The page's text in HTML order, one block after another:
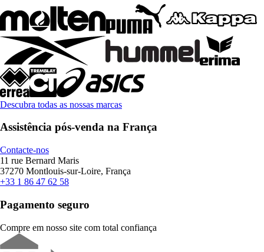
Descubra todas as nossas marcas
Assistência pós-venda na França
Contacte-nos
11 rue Bernard Maris
37270 Montlouis-sur-Loire, França
+33 1 86 47 62 58
Pagamento seguro
Compre em nosso site com total confiança